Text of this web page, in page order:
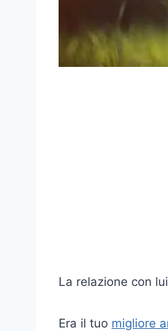
La relazione con
Era il tuo migliore